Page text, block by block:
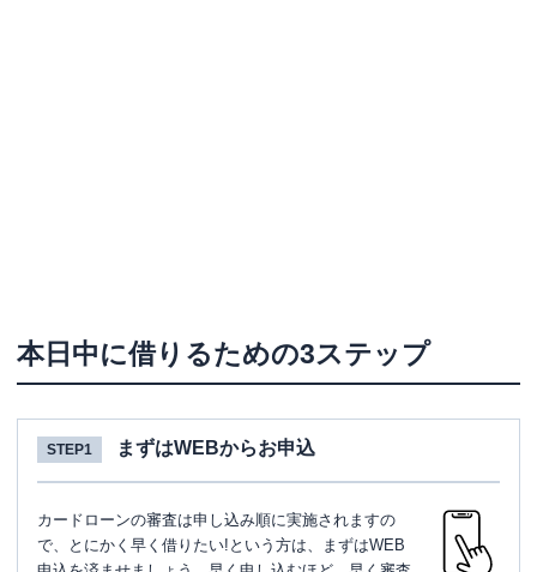
本日中に借りるための3ステップ
STEP1 まずはWEBからお申込
カードローンの審査は申し込み順に実施されますの
で、とにかく早く借りたい!という方は、まずはWEB